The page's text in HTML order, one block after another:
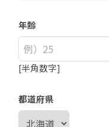
年齢
[半角数字]
都道府県